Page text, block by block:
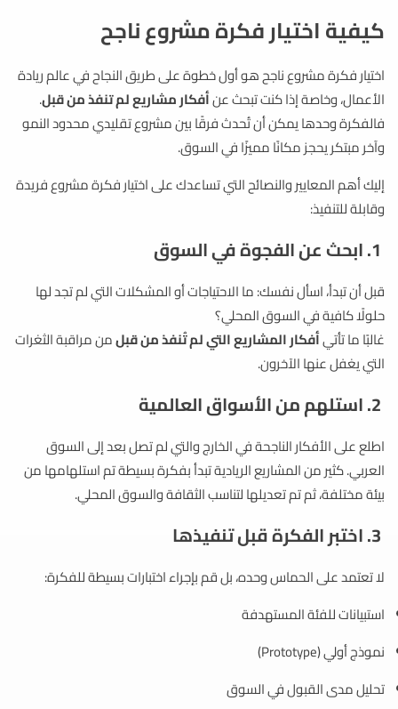
كيفية اختيار فكرة مشروع ناجح
اختيار فكرة مشروع ناجح هو أول خطوة على طريق النجاح في عالم ريادة
الأعمال، وخاصة إذا كنت تبحث عنأفكار مشاريع لم تنفذ من قبل.
فالفكرة وحدها يمكن أن تُحدث فرقًا بين مشروع تقليدي محدود النمو
وآخر مبتكر يحجز مكانًا مميزًا في السوق.
إليك أهم المعايير والنصائح التي تساعدك على اختيار فكرة مشروع فريدة
وقابلة للتنفيذ:
قبل أن تبدأ، اسأل نفسك: ما الاحتياجات أو المشكلات التي لم تجد لها
حلولًا كافية في السوق المحلي؟
غالبًا ما تأتيأفكار المشاريع التي لم تُنفذ من قبلمن مراقبة الثغرات
التي يغفل عنها الآخرون.
اطلع على الأفكار الناجحة في الخارج والتي لم تصل بعد إلى السوق
العربي. كثير من المشاريع الريادية تبدأ بفكرة بسيطة تم استلهامها من
بيئة مختلفة، ثم تم تعديلها لتناسب الثقافة والسوق المحلي.
لا تعتمد على الحماس وحده، بل قم بإجراء اختبارات بسيطة للفكرة:
استبيانات للفئة المستهدفة
نموذج أولي (Prototype)
تحليل مدى القبول في السوق